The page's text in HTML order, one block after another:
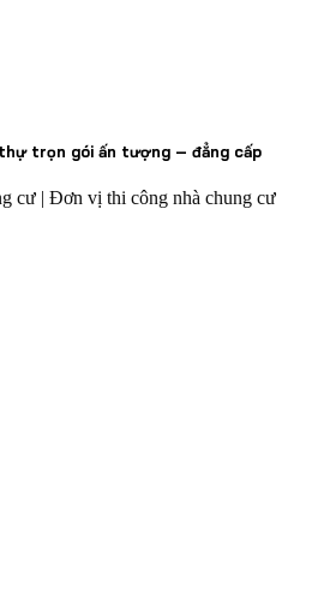
trọn gói ấn tượng – đẳng cấp